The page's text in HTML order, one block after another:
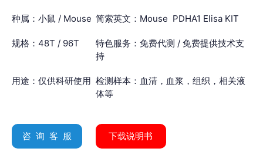
种属：小鼠 / Mouse 简索英文：Mouse PDHA1 Elisa KIT
规格：48T / 96T
特色服务：免费代测 / 免费提供技术支
持
用途：仅供科研使用 检测样本：血清，血浆，组织，相关液
体等
咨 询 客 服 下载说明书